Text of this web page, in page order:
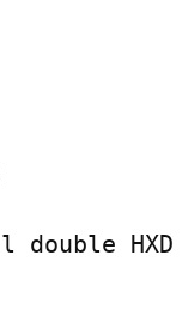
double HXD